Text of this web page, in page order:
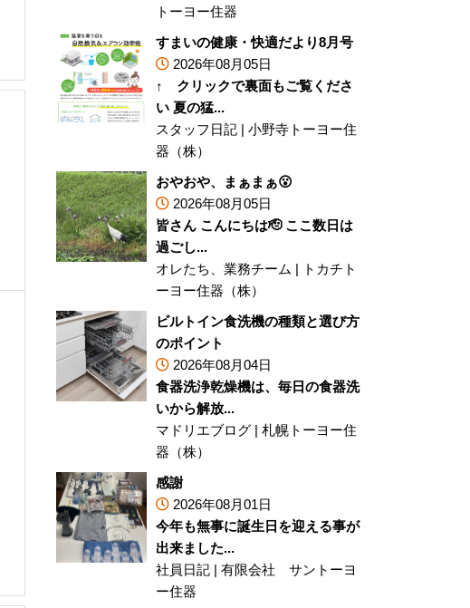
トーヨー住器
すまいの健康・快適だより8月号
2026年08月05日
↑ クリックで裏面もご覧くださ
い 夏の猛...
スタッフ日記 | 小野寺トーヨー住
器（株）
おやおや、まぁまぁ😮
2026年08月05日
皆さん こんにちは🫡 ここ数日は
過ごし...
オレたち、業務チーム | トカチト
ーヨー住器（株）
ビルトイン食洗機の種類と選び方
のポイント
2026年08月04日
食器洗浄乾燥機は、毎日の食器洗
いから解放...
マドリエブログ | 札幌トーヨー住
器（株）
感謝
2026年08月01日
今年も無事に誕生日を迎える事が
出来ました...
社員日記 | 有限会社 サントーヨ
ー住器